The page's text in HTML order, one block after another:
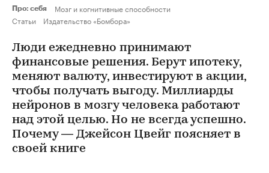
Про: себя
Мозг и когнитивные способности
Статьи
Издательство «Бомбора»
Люди ежедневно принимают
финансовые решения. Берут ипотеку,
меняют валюту, инвестируют в акции,
чтобы получать выгоду. Миллиарды
нейронов в мозгу человека работают
над этой целью. Но не всегда успешно.
Почему — Джейсон Цвейг поясняет в
своей книге